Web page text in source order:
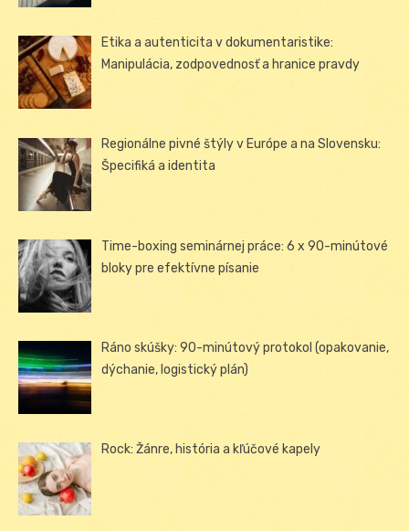
Etika a autenticita v dokumentaristike:
Manipulácia, zodpovednosť a hranice pravdy
Regionálne pivné štýly v Európe a na Slovensku:
Špecifiká a identita
Time-boxing seminárnej práce: 6 x 90-minútové
bloky pre efektívne písanie
Ráno skúšky: 90-minútový protokol (opakovanie,
dýchanie, logistický plán)
Rock: Žánre, história a kľúčové kapely